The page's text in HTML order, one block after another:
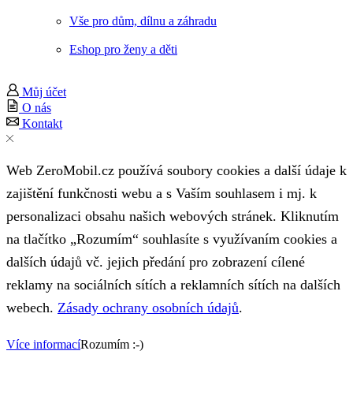
Vše pro dům, dílnu a záhradu
Eshop pro ženy a děti
Můj účet
O nás
Kontakt
Web ZeroMobil.cz používá soubory cookies a další údaje k
zajištění funkčnosti webu a s Vaším souhlasem i mj. k
personalizaci obsahu našich webových stránek. Kliknutím
na tlačítko „Rozumím“ souhlasíte s využívaním cookies a
dalších údajů vč. jejich předání pro zobrazení cílené
reklamy na sociálních sítích a reklamních sítích na dalších
webech. Zásady ochrany osobních údajů.
Více informacíRozumím :-)